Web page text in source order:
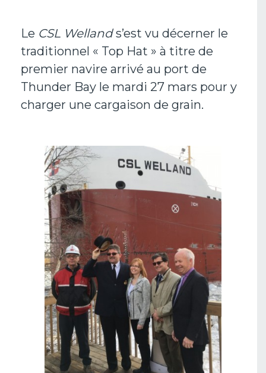
Le CSL Wellands’est vu décerner le
traditionnel « Top Hat » à titre de
premier navire arrivé au port de
Thunder Bay le mardi 27 mars pour y
charger une cargaison de grain.